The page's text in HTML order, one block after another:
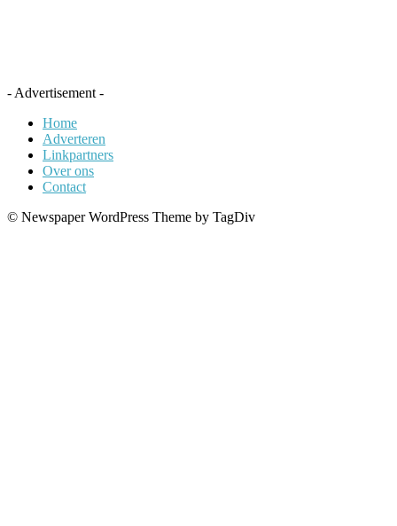
- Advertisement -
Home
Adverteren
Linkpartners
Over ons
Contact
© Newspaper WordPress Theme by TagDiv